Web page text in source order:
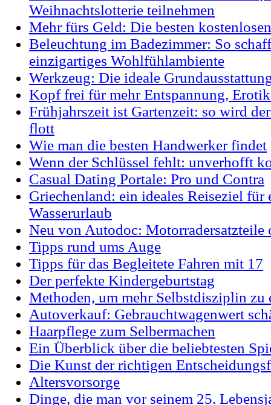
Weihnachtslotterie teilnehmen
Mehr fürs Geld: Die besten
Beleuchtung im Badezimmer: So
einzigartiges Wohlfühlambiente
Werkzeug: Die ideale
Kopf frei für mehr Entspannung,
Frühjahrszeit ist Gartenzeit: so wird
flott
Wie man die besten Handwerker findet
Wenn der Schlüssel fehlt: unverhofft
Casual Dating Portale: Pro und Contra
Griechenland: ein ideales Reiseziel für
Wasserurlaub
Neu von Autodoc: Motorradersatzteile
Tipps rund ums Auge
Tipps für das Begleitete Fahren mit 17
Der perfekte Kindergeburtstag
Methoden, um mehr Selbstdisziplin zu
Autoverkauf: Gebrauchtwagenwert
Haarpflege zum Selbermachen
Ein Überblick über die beliebtesten
Die Kunst der richtigen
Altersvorsorge
Dinge, die man vor seinem 25.